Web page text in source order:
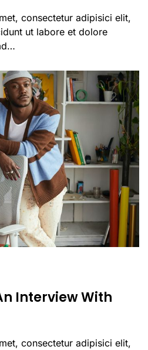
consectetur adipisici elit,
ut labore et dolore
Interview With
consectetur adipisici elit,